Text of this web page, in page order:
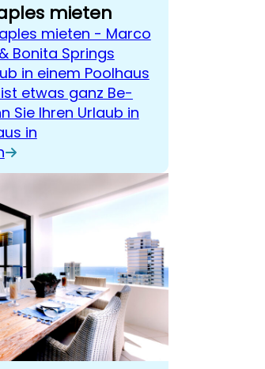
mieten
mieten - Marco
Bonita Springs
in einem Poolhaus
etwas ganz Be­
Sie Ihren Urlaub in
in